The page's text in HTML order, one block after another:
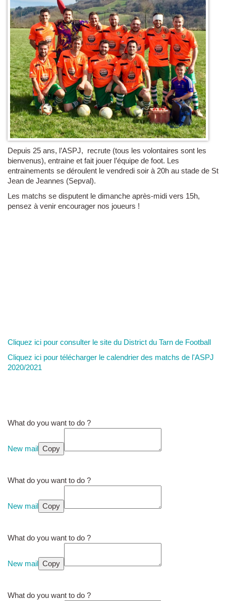
Depuis 25 ans, l’ASPJ, recrute (tous les volontaires sont les
bienvenus), entraine et fait jouer l’équipe de foot. Les
entrainements se déroulent le vendredi soir à 20h au stade de St
Jean de Jeannes (Sepval).
Les matchs se disputent le dimanche après-midi vers 15h,
pensez à venir encourager nos joueurs !
Cliquez ici pour consulter le site du District du Tarn de Football
Cliquez ici pour télécharger le calendrier des matchs de l'ASPJ
2020/2021
What do you want to do ?
New mail Copy
What do you want to do ?
New mail Copy
What do you want to do ?
New mail Copy
What do you want to do ?